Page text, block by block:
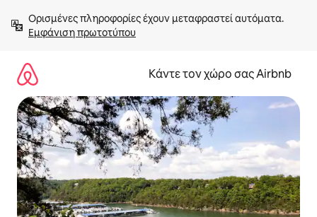
στο
περιεχόμενοΕμφάνιση πρωτοτύπου
Κάντε τον χώρο σας Airbnb